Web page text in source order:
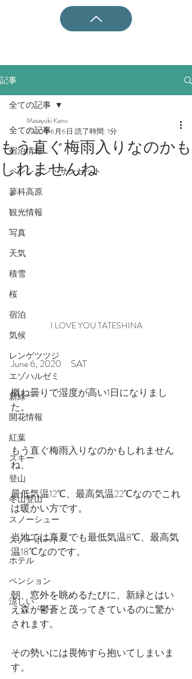
記事
全ての記事
宿泊情報
ペンション・サンセット
蓼科高原
観光情報
写真
天気
積雪
桜
宿泊
気候
レンゲツツジ
エゾハルゼミ
新緑
開花情報
紅葉
スキー
登山
冬山登山
スノーシュー
スノーボード
ホテル
ペンション
涼しい
全ての記事
もう直ぐ梅雨入りなのかも
しれませんね
Masayuki Kano
2020年6月6日 読了時間: 1分
I LOVE YOU TATESHINA
June 6, 2020　SAT
概ね曇りで湿度が高い1日になりまし
た。
もう直ぐ梅雨入りなのかもしれません
ね、
最低気温12℃、最高気温22℃なのでこれ
は暖かい方です。
当地では真夏でも最低気温8℃、最高気
温18℃なのです。
朝、窓外を眺めるたびに、新緑とはい
え森が鬱蒼と茂ってきているのに驚か
されます。
その勢いには畏怖すら抱いてしまいま
す。